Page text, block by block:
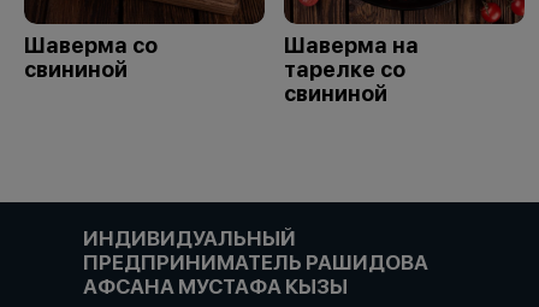
Шаверма со
свининой
Шаверма на
тарелке со
свининой
ИНДИВИДУАЛЬНЫЙ
ПРЕДПРИНИМАТЕЛЬ РАШИДОВА
АФСАНА МУСТАФА КЫЗЫ